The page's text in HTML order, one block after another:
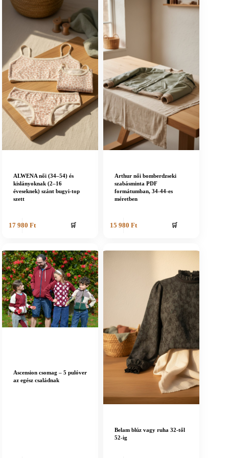
ALWENA női (34–54) és
kislányoknak (2–16
éveseknek) szánt bugyi-top
szett
17 980 Ft 🛒
Arthur női bomberdzseki
szabásminta PDF
formátumban, 34-44-es
méretben
15 980 Ft 🛒
Ascension csomag – 5 pulóver
az egész családnak
Belam blúz vagy ruha 32-től
52-ig